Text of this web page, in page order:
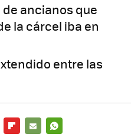
de ancianos que
la cárcel iba en
entre las